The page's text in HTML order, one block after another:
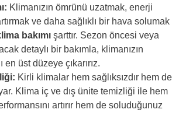
Klimanızın ömrünü uzatmak, enerji
ve daha sağlıklı bir hava solumak
bakımı şarttır. Sezon öncesi veya
detaylı bir bakımla, klimanızın
en üst düzeye çıkarırız.
Kirli klimalar hem sağlıksızdır hem de
Klima iç ve dış ünite temizliği ile hem
artırır hem de soluduğunuz